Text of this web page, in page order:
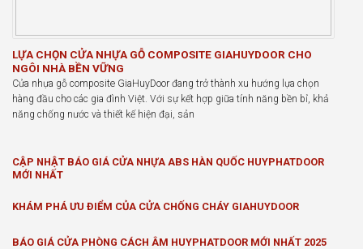
LỰA CHỌN CỬA NHỰA GỖ COMPOSITE GIAHUYDOOR CHO
NGÔI NHÀ BỀN VỮNG
Cửa nhựa gỗ composite GiaHuyDoor đang trở thành xu hướng lựa chọn
hàng đầu cho các gia đình Việt. Với sự kết hợp giữa tính năng bền bỉ, khả
năng chống nước và thiết kế hiện đại, sản
CẬP NHẬT BÁO GIÁ CỬA NHỰA ABS HÀN QUỐC HUYPHATDOOR
MỚI NHẤT
KHÁM PHÁ ƯU ĐIỂM CỦA CỬA CHỐNG CHÁY GIAHUYDOOR
BÁO GIÁ CỬA PHÒNG CÁCH ÂM HUYPHATDOOR MỚI NHẤT 2025